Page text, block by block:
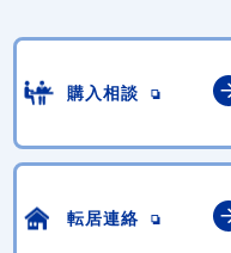
購入相談
転居連絡